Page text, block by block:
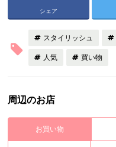
シェア
スタイリッシュ
人気 買い物
周辺のお店
お買い物